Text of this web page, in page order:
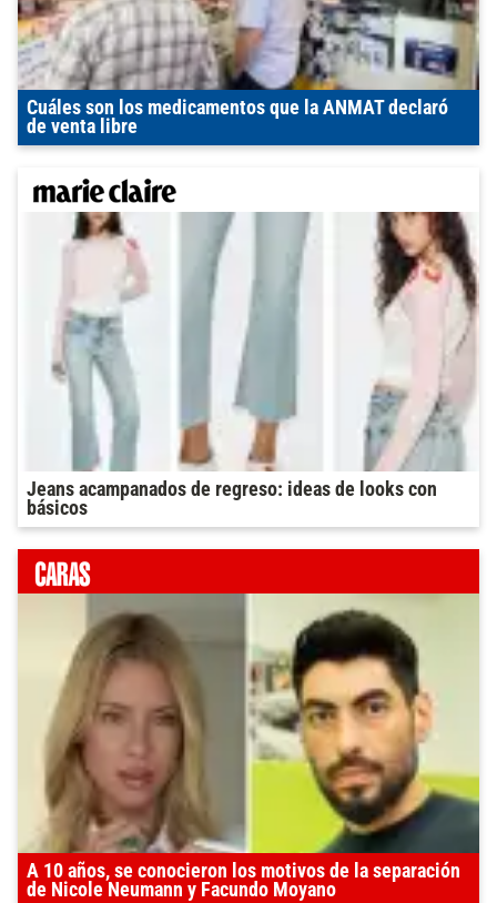
Cuáles son los medicamentos que la ANMAT declaró
de venta libre
Jeans acampanados de regreso: ideas de looks con
básicos
A 10 años, se conocieron los motivos de la separación
de Nicole Neumann y Facundo Moyano